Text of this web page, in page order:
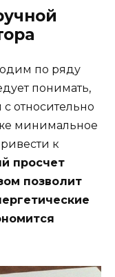
по ряду
понимать,
с относительно
минимальное
к
просчет
позволит